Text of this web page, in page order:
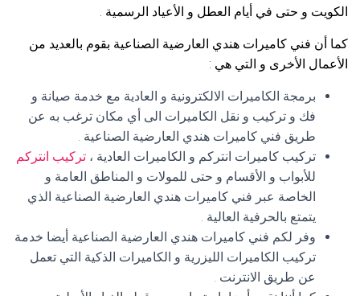
الكويت و حتى في أيام العطل و الأعياد الرسمية .
كما أن فني كاميرات هندي العارضية الصناعية بقوم بالعديد من
الأعمال الأخرى و التي هي :
برمجة الكاميرات الالكترونية و العادية مع خدمة صيانة و
فك و تركيب و نقل الكاميرات الى أي مكان ترغب به عن
طريق فني كاميرات هندي العارضية الصناعية .
تركيب كاميرات انتركم و الكاميرات العادية ، تركيب انتركم
للأبواب و الأقسام و حتى للمولات و المناطق العامة و
الخاصة عبر فني كاميرات هندي العارضية الصناعية الذي
يتمتع بالحرفية العالية .
وفر لكم فني كاميرات هندي العارضية الصناعية أيضا خدمة
تركيب الكاميرات الليزرية و الكاميرات الذكية التي تعمل
عن طريق الانترنت .